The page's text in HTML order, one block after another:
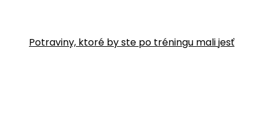
Potraviny, ktoré by ste po tréningu mali jesť